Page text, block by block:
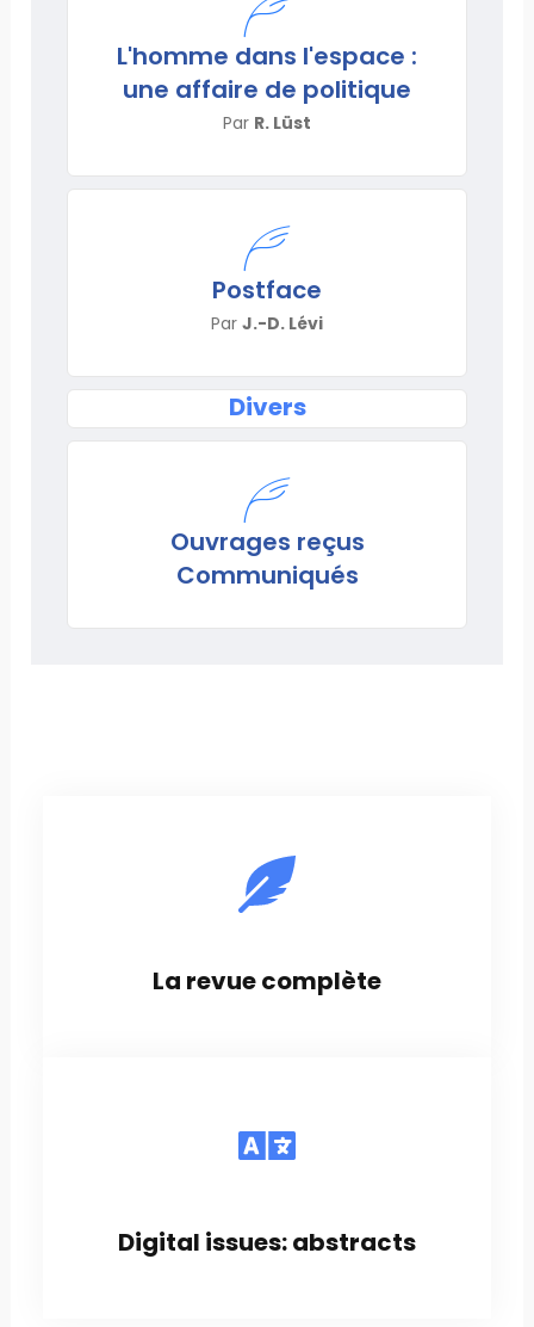
L'homme dans l'espace :
une affaire de politique
Par R. Lüst
Postface
Par J.-D. Lévi
Divers
Ouvrages reçus
Communiqués
La revue complète
Digital issues: abstracts